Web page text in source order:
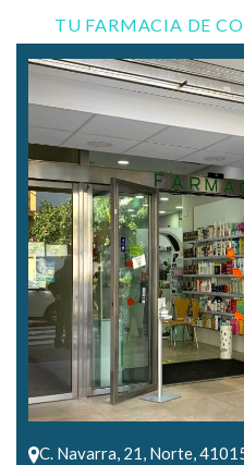
TU FARMACIA DE
C. Navarra, 21, Norte,